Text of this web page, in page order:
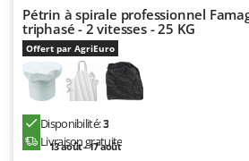
Stiga
Stocker
Sunseeker
T
Tecla
TecnoGen
Pétrin à spirale professionnel
triphasé - 2 vitesses - 25 KG
Offert par AgriEuro
Disponibilité:3
Livraison gratuite
13 août - 17 août